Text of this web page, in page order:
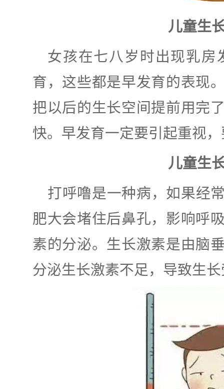
儿童生
女孩在七八岁时出现乳房
育，这些都是早发育的表现
把以后的生长空间提前用完
快。 早发育一定要引起重视
儿童生
打呼噜是一种病，如果经
肥大会堵住后鼻孔，影响呼
素的分泌。生长激素是由脑
分泌生长激素不足，导致生